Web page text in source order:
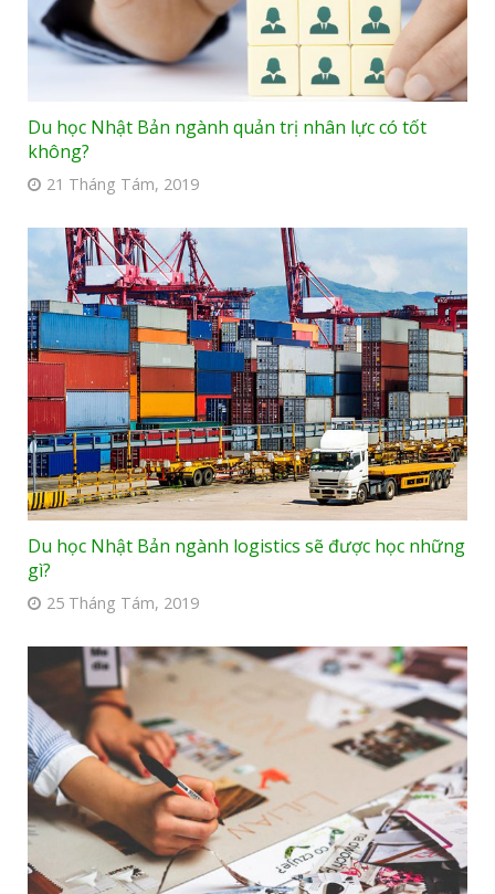
Du học Nhật Bản ngành quản trị nhân lực có tốt
không?
21 Tháng Tám, 2019
Du học Nhật Bản ngành logistics sẽ được học những
gì?
25 Tháng Tám, 2019